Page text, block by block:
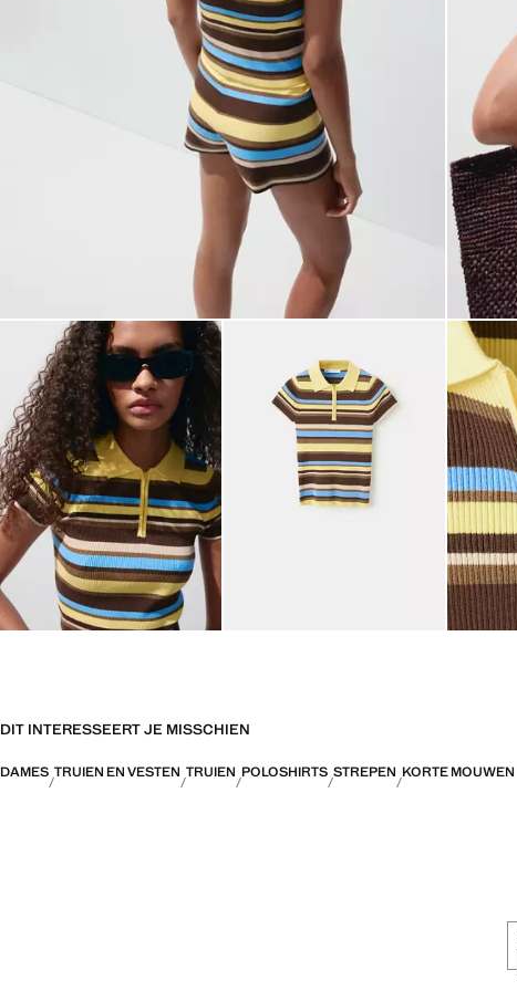
DIT INTERESSEERT JE MISSCHIEN
DAMES TRUIEN EN VESTEN TRUIEN POLOSHIRTS STREPEN KORTE MOUWEN